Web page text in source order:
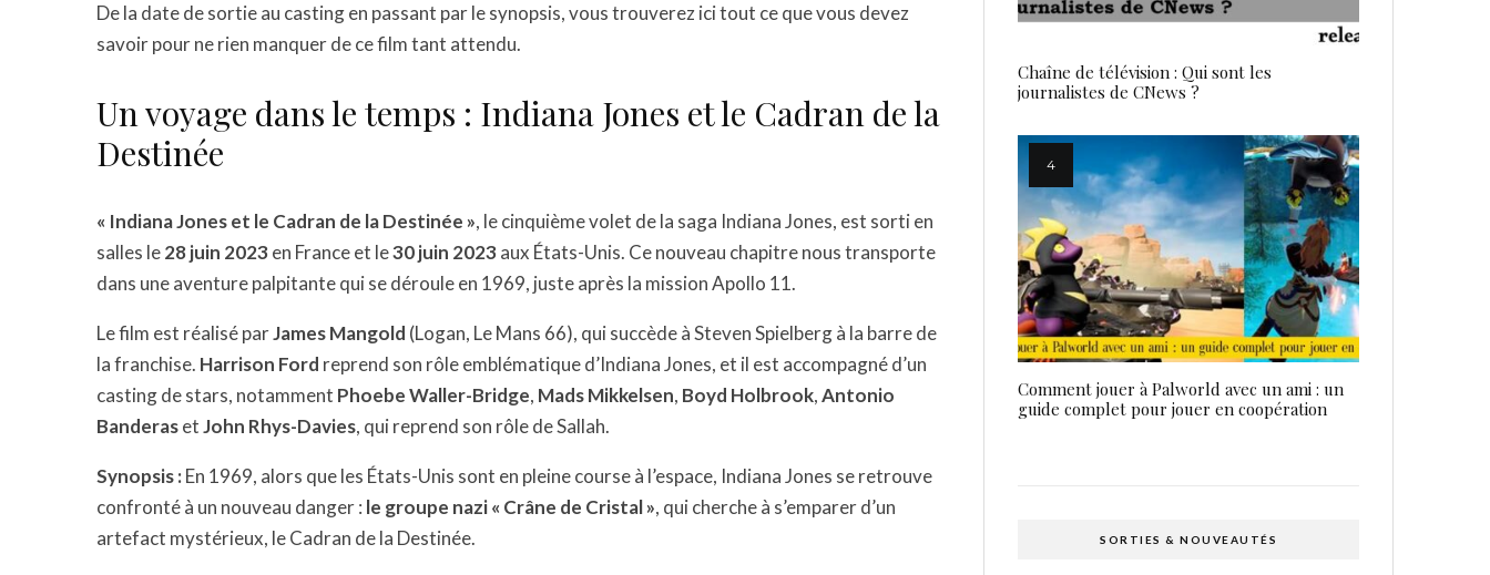
De la date de sortie au casting en passant par le synopsis, vous trouverez ici tout ce que vous devez
savoir pour ne rien manquer de ce film tant attendu.
Un voyage dans le temps : Indiana Jones et le Cadran de la
Destinée
« Indiana Jones et le Cadran de la Destinée », le cinquième volet de la saga Indiana Jones, est sorti en
salles le28 juin 2023en France et le30 juin 2023aux États-Unis. Ce nouveau chapitre nous transporte
dans une aventure palpitante qui se déroule en 1969, juste après la mission Apollo 11.
Le film est réalisé parJames Mangold (Logan, Le Mans 66), qui succède à Steven Spielberg à la barre de
la franchise. Harrison Ford reprend son rôle emblématique d’Indiana Jones, et il est accompagné d’un
casting de stars, notamment Phoebe Waller-Bridge, Mads Mikkelsen, Boyd Holbrook,Antonio
BanderasetJohn Rhys-Davies, qui reprend son rôle de Sallah.
Synopsis :En 1969, alors que les États-Unis sont en pleine course à l’espace, Indiana Jones se retrouve
confronté à un nouveau danger : le groupe nazi « Crâne de Cristal », qui cherche à s’emparer d’un
artefact mystérieux, le Cadran de la Destinée.
Chaîne de télévision : Qui sont les
journalistes de CNews ?
Comment jouer à Palworld avec un ami : un
guide complet pour jouer en coopération
SORTIES & NOUVEAUTÉS